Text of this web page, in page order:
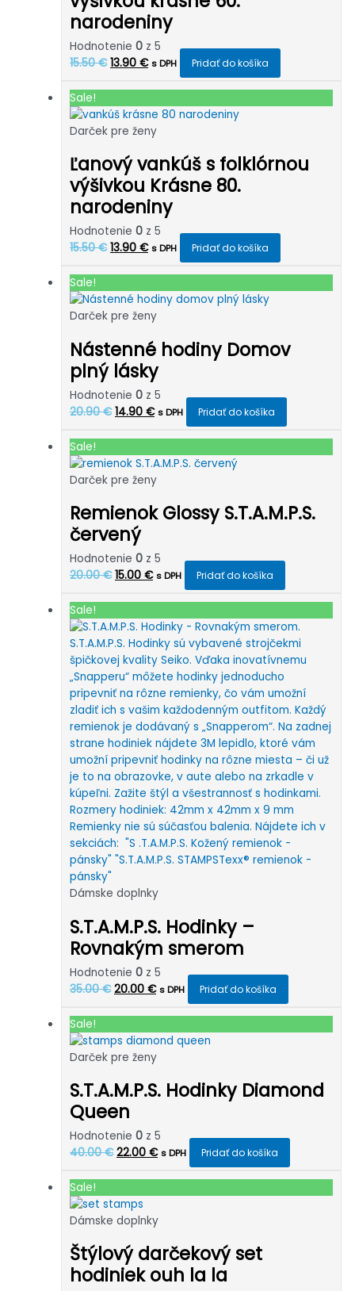
narodeniny
Hodnotenie 0 z 5
15.50€ Pôvodná
15.50 €.
13.90 €Aktuálna
13.90 €.
s DPH Pridať do košíka
Sale!
Darček pre ženy
Ľanový vankúš s folklórnou
výšivkou Krásne 80.
narodeniny
Hodnotenie 0 z 5
15.50€ Pôvodná
15.50 €.
13.90 €Aktuálna
13.90 €.
s DPH Pridať do košíka
Sale!
Darček pre ženy
Nástenné hodiny Domov
plný lásky
Hodnotenie 0 z 5
20.90€ Pôvodná
20.90 €.
14.90 €Aktuálna
14.90 €.
s DPH Pridať do košíka
Sale!
Darček pre ženy
Remienok Glossy S.T.A.M.P.S.
červený
Hodnotenie 0 z 5
20.00€ Pôvodná
20.00 €.
15.00 €Aktuálna
15.00 €.
s DPH Pridať do košíka
Sale!
Dámske doplnky
S.T.A.M.P.S. Hodinky –
Rovnakým smerom
Hodnotenie 0 z 5
35.00€ Pôvodná
35.00 €.
20.00 €Aktuálna
20.00 €.
s DPH Pridať do košíka
Sale!
Darček pre ženy
S.T.A.M.P.S. Hodinky Diamond
Queen
Hodnotenie 0 z 5
40.00€ Pôvodná
40.00 €.
22.00 €Aktuálna
s DPH Pridať do košíka
Sale!
Dámske doplnky
Štýlový darčekový set
hodiniek ouh la la